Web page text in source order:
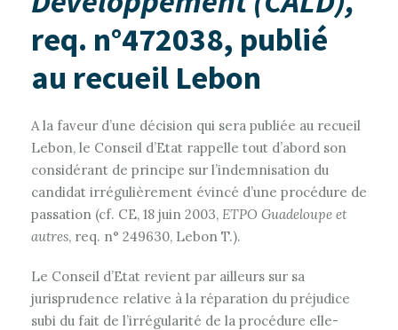
req. n°472038, publié
au recueil Lebon
A la faveur d’une décision qui sera publiée au recueil
Lebon, le Conseil d’Etat rappelle tout d’abord son
considérant de principe sur l’indemnisation du
candidat irrégulièrement évincé d’une procédure de
passation (cf. CE, 18 juin 2003, ETPO Guadeloupe et
autres, req. n° 249630, Lebon T.).
Le Conseil d’Etat revient par ailleurs sur sa
jurisprudence relative à la réparation du préjudice
subi du fait de l’irrégularité de la procédure elle-